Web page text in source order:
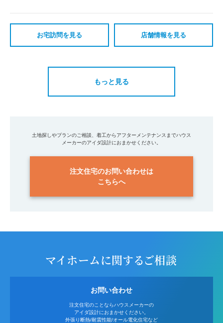
お宅訪問を見る 店舗情報を見る
もっと見る
土地探しやプランのご相談、着工からアフターメンテナンスまでハウス
メーカーのアイダ設計におまかせください。
注文住宅のお問い合わせは
こちらへ
マイホームに関するご相談
お問い合わせ
注文住宅のことならハウスメーカーの
アイダ設計におまかせください。
外張り断熱/耐震性能/オール電化住宅など